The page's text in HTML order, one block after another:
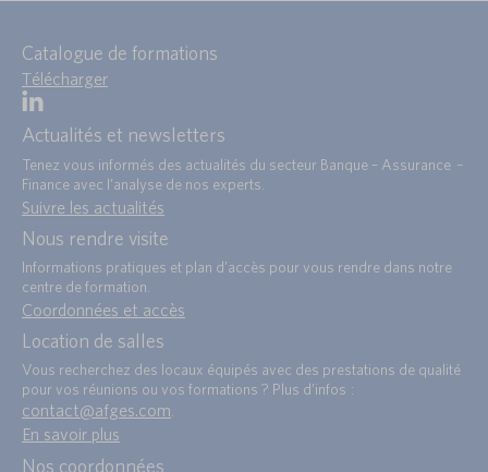
Catalogue de formations
Télécharger
Actualités et newsletters
Tenez vous informés des actualités du secteur Banque – Assurance –
Finance avec l’analyse de nos experts.
Suivre les actualités
Nous rendre visite
Informations pratiques et plan d’accès pour vous rendre dans notre
centre de formation.
Coordonnées et accès
Location de salles
Vous recherchez des locaux équipés avec des prestations de qualité
pour vos réunions ou vos formations ? Plus d’infos :
contact@afges.com.
En savoir plus
Nos coordonnées